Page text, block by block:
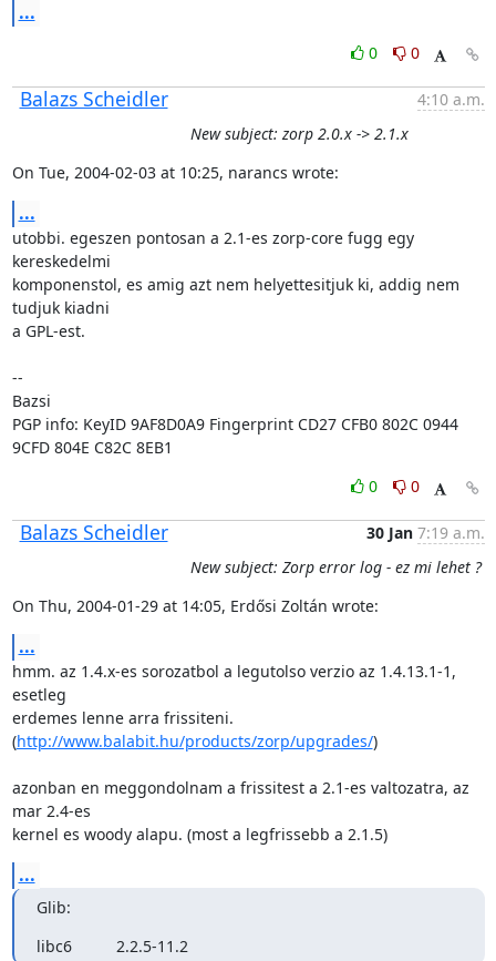
...
0 0
Balazs Scheidler
4:10 a.m.
New subject: zorp 2.0.x -> 2.1.x
On Tue, 2004-02-03 at 10:25, narancs wrote:
...
utobbi. egeszen pontosan a 2.1-es zorp-core fugg egy
kereskedelmi
komponenstol, es amig azt nem helyettesitjuk ki, addig nem
tudjuk kiadni
a GPL-est.
--
Bazsi
PGP info: KeyID 9AF8D0A9 Fingerprint CD27 CFB0 802C 0944
9CFD 804E C82C 8EB1
0
0
Balazs Scheidler 30 Jan 7:19 a.m.
New subject: Zorp error log - ez mi lehet ?
On Thu, 2004-01-29 at 14:05, Erdősi Zoltán wrote:
...
hmm. az 1.4.x-es sorozatbol a legutolso verzio az 1.4.13.1-1,
esetleg
erdemes lenne arra frissiteni.
(http://www.balabit.hu/products/zorp/upgrades/)
azonban en meggondolnam a frissitest a 2.1-es valtozatra, az
mar 2.4-es
kernel es woody alapu. (most a legfrissebb a 2.1.5)
...
Glib:
libc6          2.2.5-11.2